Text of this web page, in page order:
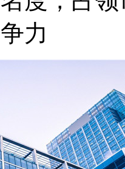
力